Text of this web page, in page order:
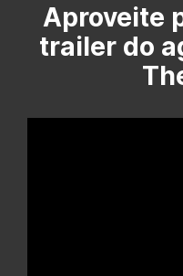
Aproveite
trailer do